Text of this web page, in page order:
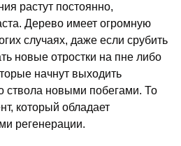
растут постоянно,
Дерево имеет огромную
случаях, даже если срубить
новые отростки на пне либо
начнут выходить
ствола новыми побегами. То
который обладает
регенерации.